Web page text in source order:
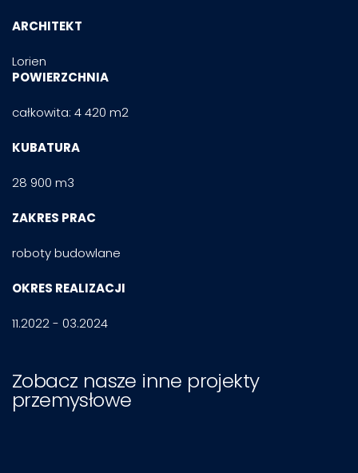
ARCHITEKT
Lorien
POWIERZCHNIA
całkowita: 4 420 m2
KUBATURA
28 900 m3
ZAKRES PRAC
roboty budowlane
OKRES REALIZACJI
11.2022 - 03.2024
Zobacz nasze inne projekty
przemysłowe